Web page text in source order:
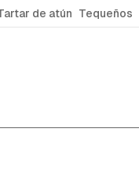
de atún Tequeños